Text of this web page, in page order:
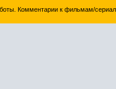
Комментарии к фильмам/